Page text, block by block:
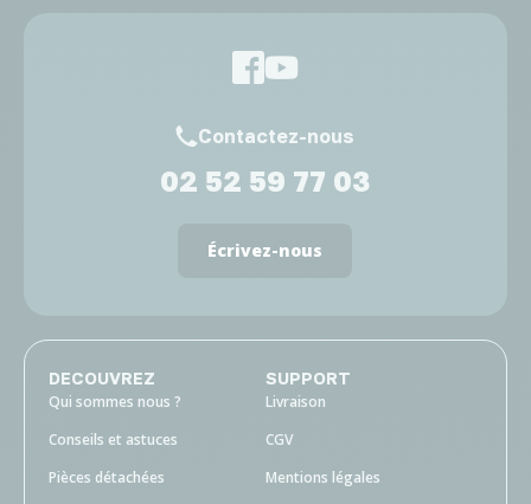
Contactez-nous
02 52 59 77 03
Écrivez-nous
DECOUVREZ
Qui sommes nous ?
Conseils et astuces
Pièces détachées
SUPPORT
Livraison
CGV
Mentions légales